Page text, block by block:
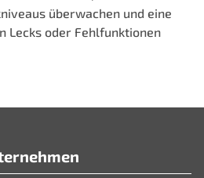
überwachen und eine
Lecks oder Fehlfunktionen